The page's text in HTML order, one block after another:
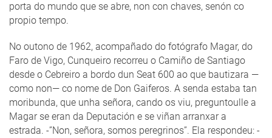
porta do mundo que se abre, non con chaves, senón co
propio tempo.
No outono de 1962, acompañado do fotógrafo Magar, do
Faro de Vigo, Cunqueiro recorreu o Camiño de Santiago
desde o Cebreiro a bordo dun Seat 600 ao que bautizara —
como non— co nome de Don Gaiferos. A senda estaba tan
moribunda, que unha señora, cando os viu, preguntoulle a
Magar se eran da Deputación e se viñan arranxar a
estrada. -”Non, señora, somos peregrinos”. Ela respondeu: -